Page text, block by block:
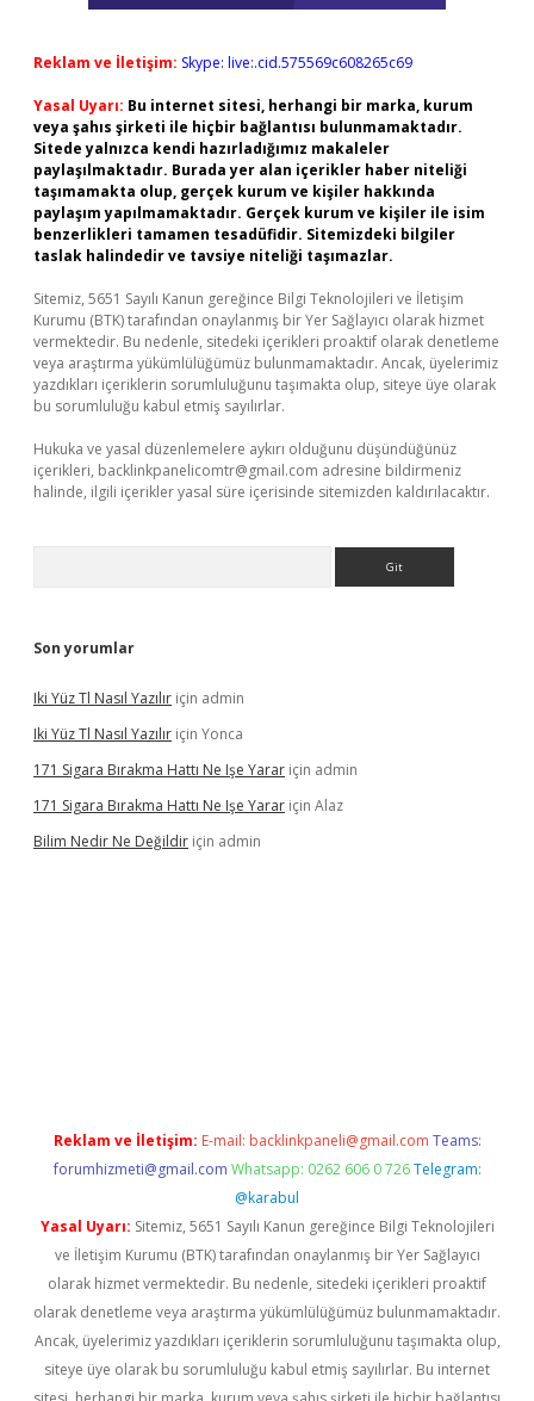
Reklam ve İletişim: Skype: live:.cid.575569c608265c69
Yasal Uyarı: Bu internet sitesi, herhangi bir marka, kurum
veya şahıs şirketi ile hiçbir bağlantısı bulunmamaktadır.
Sitede yalnızca kendi hazırladığımız makaleler
paylaşılmaktadır. Burada yer alan içerikler haber niteliği
taşımamakta olup, gerçek kurum ve kişiler hakkında
paylaşım yapılmamaktadır. Gerçek kurum ve kişiler ile isim
benzerlikleri tamamen tesadüfidir. Sitemizdeki bilgiler
taslak halindedir ve tavsiye niteliği taşımazlar.
Sitemiz, 5651 Sayılı Kanun gereğince Bilgi Teknolojileri ve İletişim
Kurumu (BTK) tarafından onaylanmış bir Yer Sağlayıcı olarak hizmet
vermektedir. Bu nedenle, sitedeki içerikleri proaktif olarak denetleme
veya araştırma yükümlülüğümüz bulunmamaktadır. Ancak, üyelerimiz
yazdıkları içeriklerin sorumluluğunu taşımakta olup, siteye üye olarak
bu sorumluluğu kabul etmiş sayılırlar.
Hukuka ve yasal düzenlemelere aykırı olduğunu düşündüğünüz
içerikleri, backlinkpanelicomtr@gmail.com adresine bildirmeniz
halinde, ilgili içerikler yasal süre içerisinde sitemizden kaldırılacaktır.
Son yorumlar
Iki Yüz Tl Nasıl Yazılır için admin
Iki Yüz Tl Nasıl Yazılır için Yonca
171 Sigara Bırakma Hattı Ne Işe Yarar için admin
171 Sigara Bırakma Hattı Ne Işe Yarar için Alaz
Bilim Nedir Ne Değildir için admin
Reklam ve İletişim: E-mail: backlinkpaneli@gmail.com Teams:
forumhizmeti@gmail.com Whatsapp: 0262 606 0 726 Telegram:
@karabul
Yasal Uyarı: Sitemiz, 5651 Sayılı Kanun gereğince Bilgi Teknolojileri
ve İletişim Kurumu (BTK) tarafından onaylanmış bir Yer Sağlayıcı
olarak hizmet vermektedir. Bu nedenle, sitedeki içerikleri proaktif
olarak denetleme veya araştırma yükümlülüğümüz bulunmamaktadır.
Ancak, üyelerimiz yazdıkları içeriklerin sorumluluğunu taşımakta olup,
siteye üye olarak bu sorumluluğu kabul etmiş sayılırlar. Bu internet